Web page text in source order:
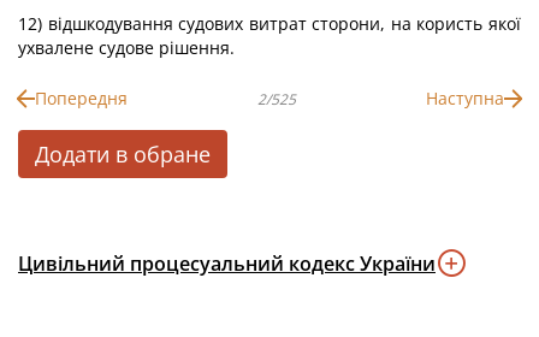
12) відшкодування судових витрат сторони, на користь якої
ухвалене судове рішення.
Попередня 2/525 Наступна
Додати в обране
Цивільний процесуальний кодекс України